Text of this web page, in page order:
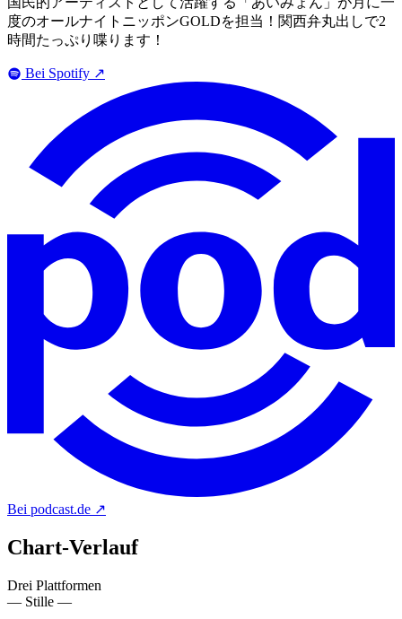
度のオールナイトニッポンGOLDを担当！関西弁丸出しで2
時間たっぷり喋ります！
Bei Spotify ↗
Bei podcast.de ↗
Chart-Verlauf
Drei Plattformen
— Stille —